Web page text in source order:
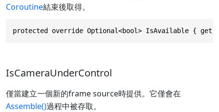
Coroutine結束後取得。
protected override Optional<bool> IsAvailable {
IsCameraUnderControl
僅當建立一個新的frame source時提供。它僅會在
Assemble()過程中被存取。